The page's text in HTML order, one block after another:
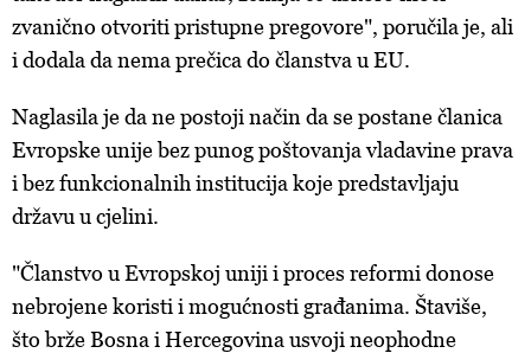
zvanično otvoriti pristupne pregovore", poručila je, ali
i dodala da nema prečica do članstva u EU.
Naglasila je da ne postoji način da se postane članica
Evropske unije bez punog poštovanja vladavine prava
i bez funkcionalnih institucija koje predstavljaju
državu u cjelini.
"Članstvo u Evropskoj uniji i proces reformi donose
nebrojene koristi i mogućnosti građanima. Štaviše,
što brže Bosna i Hercegovina usvoji neophodne